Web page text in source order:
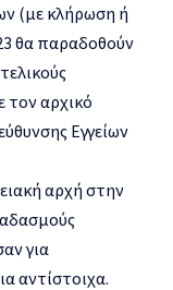
(με κλήρωση ή
θα παραδοθούν
τον αρχικό
Εγγείων
αρχή στην
για
αντίστοιχα.